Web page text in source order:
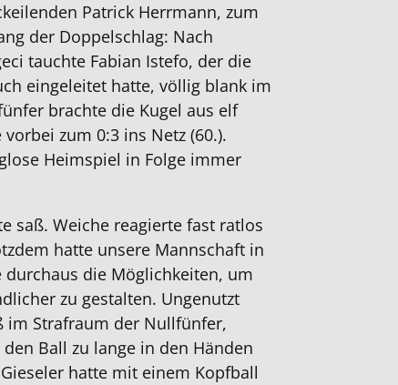
Patrick Herrmann, zum
der Doppelschlag: Nach
tauchte Fabian Istefo, der die
eingeleitet hatte, völlig blank im
brachte die Kugel aus elf
zum 0:3 ins Netz (60.).
Heimspiel in Folge immer
saß. Weiche reagierte fast ratlos
hatte unsere Mannschaft in
die Möglichkeiten, um
zu gestalten. Ungenutzt
im Strafraum der Nullfünfer,
Ball zu lange in den Händen
hatte mit einem Kopfball